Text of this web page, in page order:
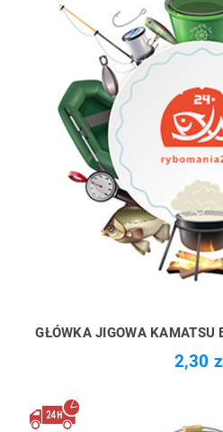
GŁÓWKA JIGOWA
2,30